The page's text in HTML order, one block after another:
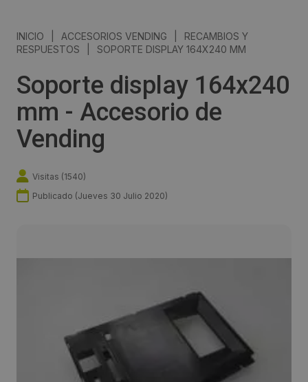
INICIO ACCESORIOS VENDING
RECAMBIOS Y
RESPUESTOS
SOPORTE DISPLAY 164X240 MM
Soporte display 164x240
mm - Accesorio de
Vending
Visitas (1540)
Publicado (Jueves 30 Julio 2020)